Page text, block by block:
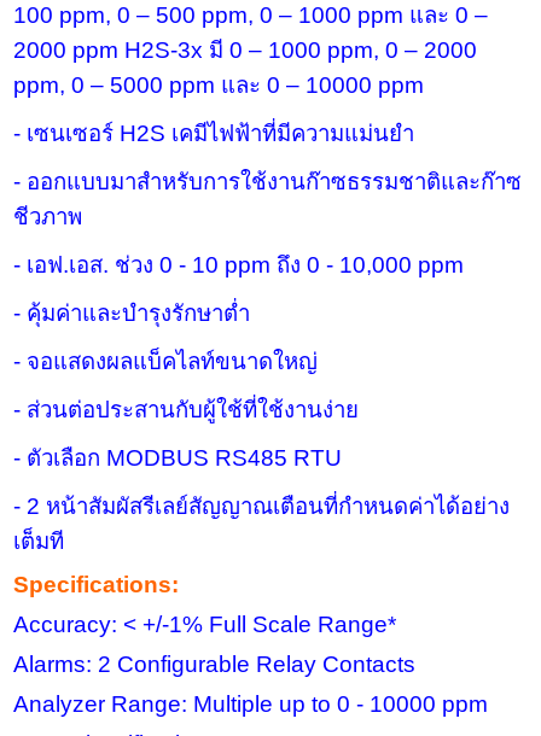
100 ppm, 0 – 500 ppm, 0 – 1000 ppm และ0 –
2000 ppm H2S-3x มี0 – 1000 ppm, 0 – 2000
ppm, 0 – 5000 ppm และ0 – 10000 ppm
- เซนเซอร์ H2S เคมีไฟฟ้าที่มีความแม่นยำ
- ออกแบบมาสำหรับการใช้งานก๊าซธรรมชาติและก๊าซ
ชีวภาพ
- เอฟ.เอส. ช่วง0 - 10 ppm ถึง0 - 10,000 ppm
- คุ้มค่าและบำรุงรักษาต่ำ
- จอแสดงผลแบ็คไลท์ขนาดใหญ่
- ส่วนต่อประสานกับผู้ใช้ที่ใช้งานง่าย
- ตัวเลือก MODBUS RS485 RTU
- 2 หน้าสัมผัสรีเลย์สัญญาณเตือนที่กำหนดค่าได้อย่าง
เต็มที
Specifications:
Accuracy: < +/-1% Full Scale Range*
Alarms: 2 Configurable Relay Contacts
Analyzer Range: Multiple up to 0 - 10000 ppm